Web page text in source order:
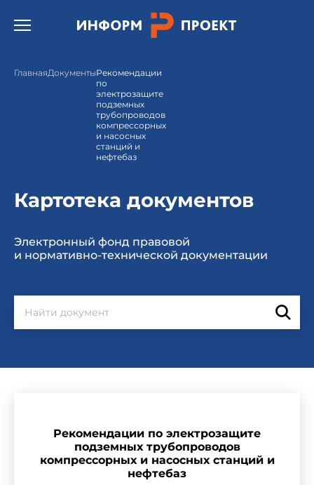
Открыть бургер меню.
ГлавнаяДокументыРекомендации
по
электрозащите
подземных
трубопроводов
компрессорных
и насосных
станций и
нефтебаз
Картотека документов
Электронный фонд правовой
и нормативно-технической документации
Рекомендации по электрозащите
подземных трубопроводов
компрессорных и насосных станций и
нефтебаз